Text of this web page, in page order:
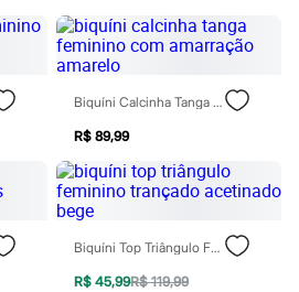
Biquíni Calcinha Tanga Feminino Com Amarração Amarelo
R$ 89,99
Biquíni Top Triângulo Feminino Trançado Acetinado Bege
R$ 45,99R$ 119,99